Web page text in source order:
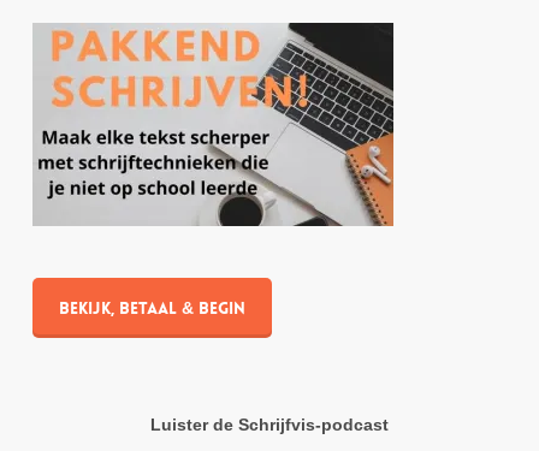
Bekijk, betaal & begin
Luister de Schrijfvis-podcast